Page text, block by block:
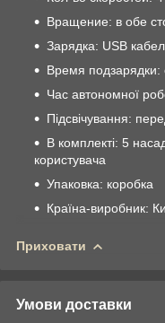
Вращение: в обе
Зарядка: USB
Время подзарядки:
Час автономної
Підсвічування:
В комплекті: 5
користувача
Упаковка: коробка
Країна-виробник:
Приховати
Умови доставки